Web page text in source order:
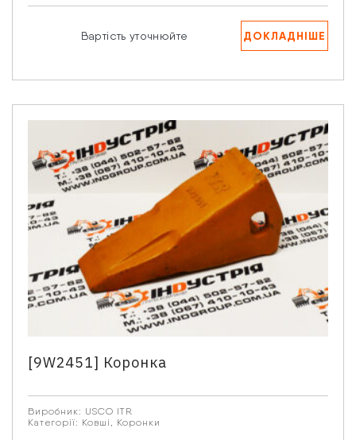
Вартість уточнюйте ДОКЛАДНІШЕ
[9W2451] Коронка
Виробник: USCO ITR
Категорії: Ковші , Коронки